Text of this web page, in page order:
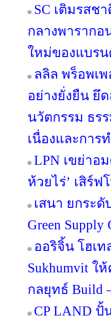
SC เติมรสชา
กลางพาราก
ใหม่ของแบร
ลลิล พร็อพเ
อย่างยั่งยืน ยึ
นวัตกรรม ธร
เนื่องและการ
LPN เขย่าอ
ห้วยไร่’ เสิร์
เสนา ยกระดั
Green
ออริจิ้น โฮเท
Sukhumvit ใ
กลยุทธ์ Build
CP LAND ปั้